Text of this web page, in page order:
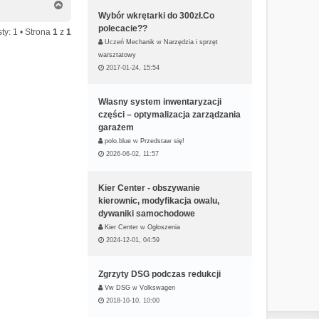
g
ó
1 • Strona 1z 1
Wybór wkrętarki do 300zł.Co
polecacie??
Uczeń Mechanik w Narzędzia i sprzęt
warsztatowy
2017-01-24, 15:54
Własny system inwentaryzacji
części – optymalizacja zarządzania
garażem
polo.blue w Przedstaw się!
2026-06-02, 11:57
Kier Center - obszywanie
kierownic, modyfikacja owalu,
dywaniki samochodowe
Kier Center w Ogłoszenia
2024-12-01, 04:59
Zgrzyty DSG podczas redukcji
Vw DSG w Volkswagen
2018-10-10, 10:00